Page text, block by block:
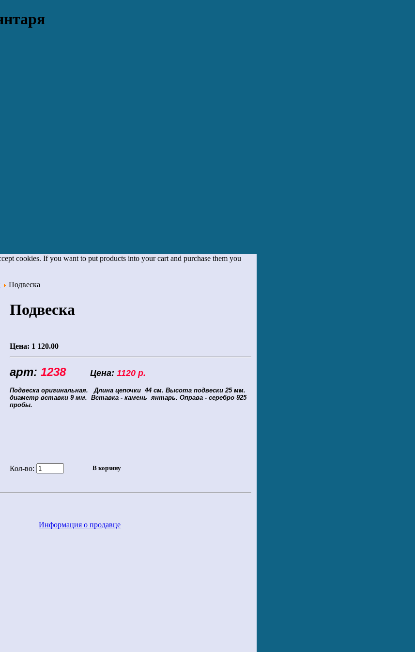
cookies. If you want to put products into your cart and purchase them you
Подвеска
Подвеска
Цена: 1 120.00
арт: 1238Цена: 1120 р.
Подвеска оригинальная. Длина цепочки 44 см. Высота подвески 25 мм.
диаметр вставки 9 мм. Вставка - камень янтарь. Оправа - серебро 925
пробы.
Кол-во:
Информация о продавце